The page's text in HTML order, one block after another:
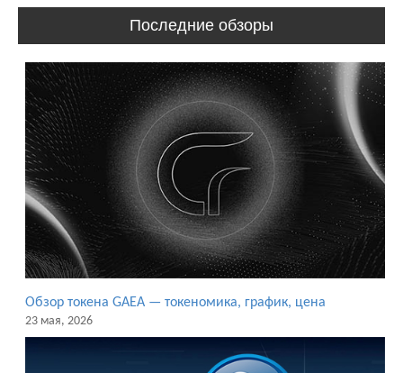
Последние обзоры
Обзор токена GAEA — токеномика, график, цена
23 мая, 2026